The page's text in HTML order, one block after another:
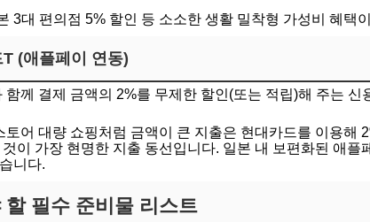
3대 편의점 5% 할인 등 소소한 생활 밀착형 가성비 혜택
(애플페이 연동)
께 결제 금액의 2%를 무제한 할인(또는 적립)해 주는 신
어 대량 쇼핑처럼 금액이 큰 지출은 현대카드를 이용해
이 가장 현명한 지출 동선입니다. 일본 내 보편화된 애플
니다.
필수 준비물 리스트